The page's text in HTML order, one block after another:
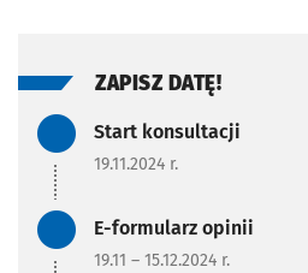
ZAPISZ DATĘ!
Zadanie
Start konsultacji
19.11.2024 r.
Zadanie
E-formularz opinii
19.11 – 15.12.2024 r.